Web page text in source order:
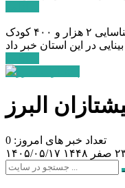
مدیر کل بهزیستی استان البرز از شناسایی ۲ هزار و ۴۰۰ کودک
البرز
تعداد خبر های امروز: 0
۱۴۰۵/۰۵/۱۷